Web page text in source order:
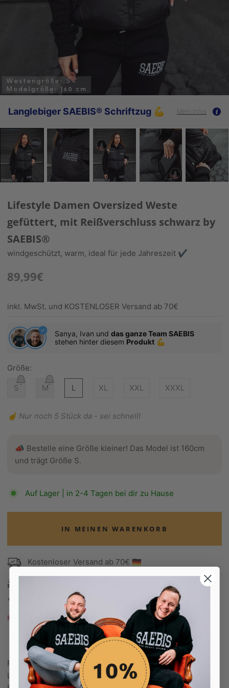
Langlebiger SAEBIS® Schriftzug 💪 Mehr Infos
Lifestyle Damen Oversized Weste
gefüttert, mit Reißverschluss schwarz by
SAEBIS®
windgeschützt, warm, ideal für jede Jahreszeit ✔️
89,99€
inkl. MwSt. und KOSTENLOSER Versand ab 70€
Sanya, Ivan und das ganze Team SAEBIS
stehen hinter diesem Produkt 💪
Größe:
S M L XL XXL XXXL
☝️ Nur noch 5 Stück da - sei schnell!
📣 Bestelle eine Größe kleiner! Das Model ist 160cm
und trägt Größe S.
Auf Lager | in 2-4 Tagen bei dir zu Hause
IN MEINEN WARENKORB
Kostenloser Versand ab 70€ 🇩🇪
Edel verpackt in Seidenpapier
Bezahle in 30 Tagen
Bezahle in 30 Tagen
Farbe: schwarz
Logo: reflektierend